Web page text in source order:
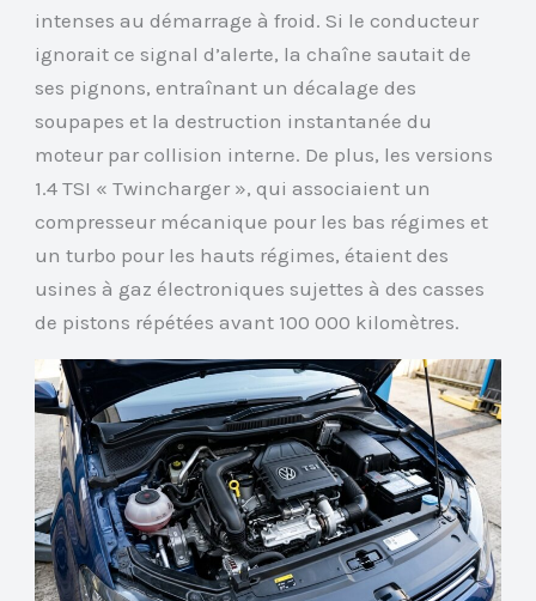
intenses au démarrage à froid. Si le conducteur
ignorait ce signal d’alerte, la chaîne sautait de
ses pignons, entraînant un décalage des
soupapes et la destruction instantanée du
moteur par collision interne. De plus, les versions
1.4 TSI « Twincharger », qui associaient un
compresseur mécanique pour les bas régimes et
un turbo pour les hauts régimes, étaient des
usines à gaz électroniques sujettes à des casses
de pistons répétées avant 100 000 kilomètres.